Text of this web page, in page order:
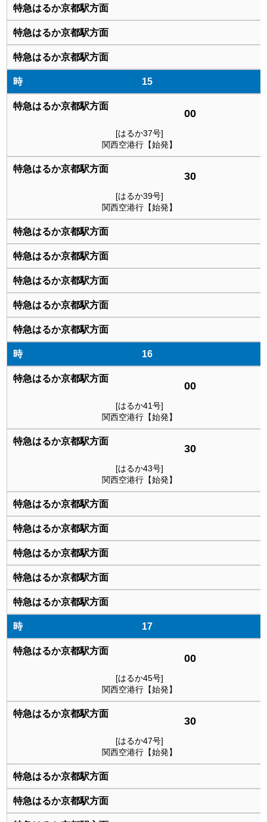
15
00
[はるか37号]
関西空港行【始発】
30
[はるか39号]
関西空港行【始発】
16
00
[はるか41号]
関西空港行【始発】
30
[はるか43号]
関西空港行【始発】
17
00
[はるか45号]
関西空港行【始発】
30
[はるか47号]
関西空港行【始発】